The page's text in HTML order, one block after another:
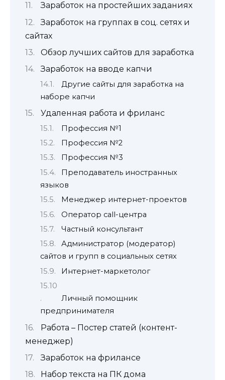
Заработок на простейших заданиях
Заработок на группах в соц. сетях и
сайтах
Обзор лучших сайтов для заработка
Заработок на вводе капчи
Другие сайты для заработка на
наборе капчи
Удаленная работа и фриланс
Профессия №1
Профессия №2
Профессия №3
Преподаватель иностранных
языков
Менеджер интернет-проектов
Оператор call-центра
Частный консультант
Администратор (модератор)
сайтов и групп в социальных сетях
Интернет-маркетолог
Личный помощник
предпринимателя
Работа – Постер статей (контент-
менеджер)
Заработок на фрилансе
Набор текста на ПК дома